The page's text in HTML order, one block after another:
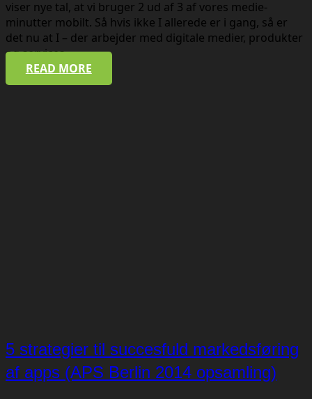
viser nye tal, at vi bruger 2 ud af 3 af vores medie-
minutter mobilt. Så hvis ikke I allerede er i gang, så er
det nu at I – der arbejder med digitale medier, produkter
og services –…
READ MORE
5 strategier til succesfuld markedsføring
af apps (APS Berlin 2014 opsamling)